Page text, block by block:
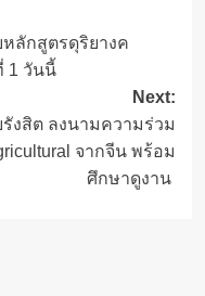
ลักสูตรดุริยางค
1 วันนี้
Next:
งสิต ลงนามความร่วม
จากจีน พร้อม
ศึกษาดูงาน